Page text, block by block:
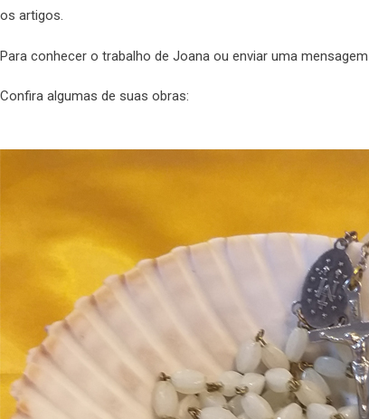
os artigos.
Para conhecer o trabalho de Joana ou enviar uma
Confira algumas de suas obras: